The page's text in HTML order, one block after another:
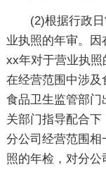
(2)根据行政
业执照的年审。因
xx年对于营业执照
在经营范围中涉
食品卫生监管部门
关部门指导配合
分公司经营范围
照的年检，对分